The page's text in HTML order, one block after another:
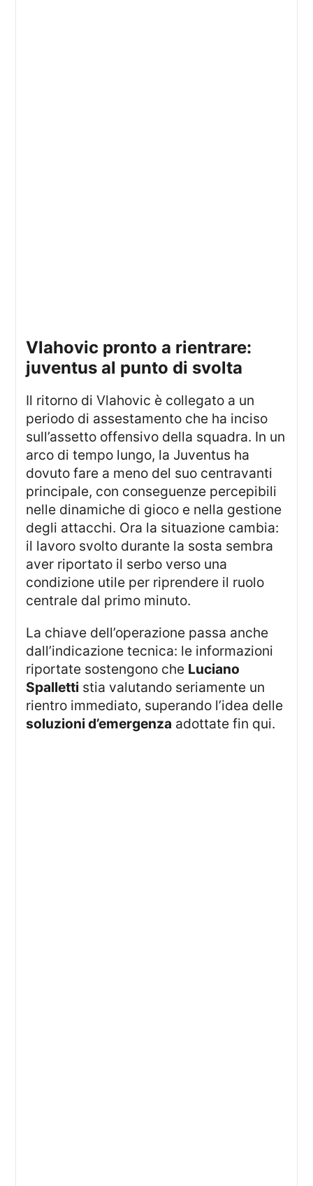
vlahovic pronto a rientrare:
juventus al punto di svolta
Il ritorno di Vlahovic è collegato a un
periodo di assestamento che ha inciso
sull’assetto offensivo della squadra. In un
arco di tempo lungo, la Juventus ha
dovuto fare a meno del suo centravanti
principale, con conseguenze percepibili
nelle dinamiche di gioco e nella gestione
degli attacchi. Ora la situazione cambia:
il lavoro svolto durante la sosta sembra
aver riportato il serbo verso una
condizione utile per riprendere il ruolo
centrale dal primo minuto.
La chiave dell’operazione passa anche
dall’indicazione tecnica: le informazioni
riportate sostengono che Luciano
Spalletti stia valutando seriamente un
rientro immediato, superando l’idea delle
soluzioni d’emergenza adottate fin qui.